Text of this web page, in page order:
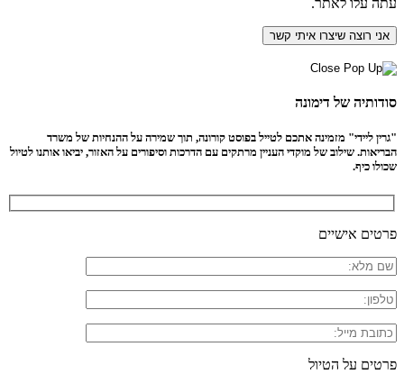
עתה עלו לאתר.
סודותיה של דימונה
"גרין ליידי" מזמינה אתכם לטייל בפוסט קורונה, תוך שמירה על ההנחיות של משרד
הבריאות. שילוב של מוקדי העניין מרתקים עם הדרכות וסיפורים על האזור, יביאו אותנו לטיול
שכולו כיף.
פרטים אישיים
פרטים על הטיול